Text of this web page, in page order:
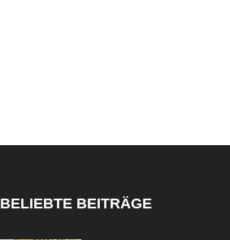
BELIEBTE BEITRÄGE